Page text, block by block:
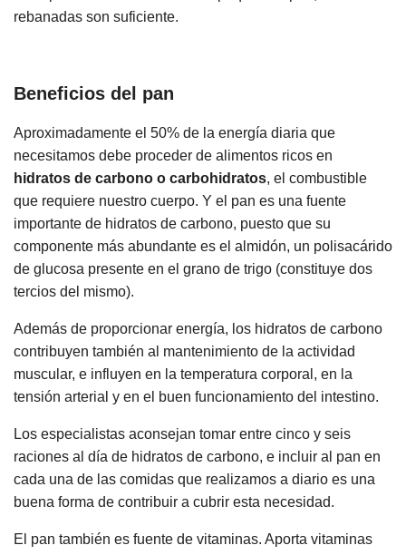
rebanadas son suficiente.
Beneficios del pan
Aproximadamente el 50% de la energía diaria que
necesitamos debe proceder de alimentos ricos en
hidratos de carbono o carbohidratos, el combustible
que requiere nuestro cuerpo. Y el pan es una fuente
importante de hidratos de carbono, puesto que su
componente más abundante es el almidón, un polisacárido
de glucosa presente en el grano de trigo (constituye dos
tercios del mismo).
Además de proporcionar energía, los hidratos de carbono
contribuyen también al mantenimiento de la actividad
muscular, e influyen en la temperatura corporal, en la
tensión arterial y en el buen funcionamiento del intestino.
Los especialistas aconsejan tomar entre cinco y seis
raciones al día de hidratos de carbono, e incluir al pan en
cada una de las comidas que realizamos a diario es una
buena forma de contribuir a cubrir esta necesidad.
El pan también es fuente de vitaminas. Aporta vitaminas